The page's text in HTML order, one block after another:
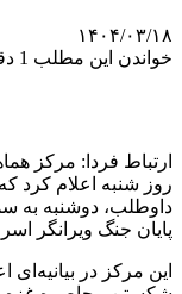
۱۴۰۴/۰۳/۱۸
خواندن این مطلب 1 دقیقه زمان میبرد
ارتباط فردا: مرکز
روز شنبه اعلام کرد
داوطلب، دوشنبه به
پایان جنگ ویرانگر
این مرکز در